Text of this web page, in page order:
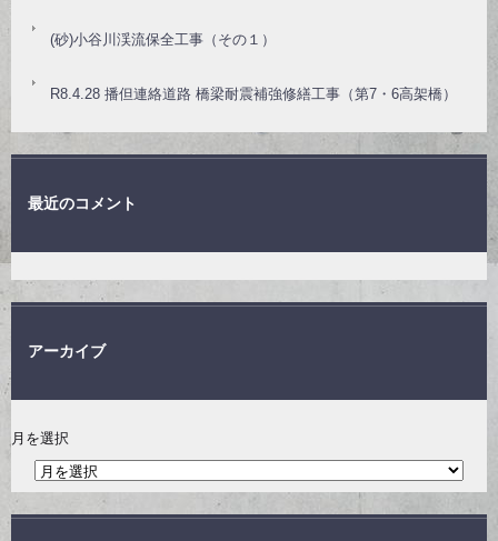
(砂)小谷川渓流保全工事（その１）
R8.4.28 播但連絡道路 橋梁耐震補強修繕工事（第7・6高架橋）
最近のコメント
アーカイブ
月を選択